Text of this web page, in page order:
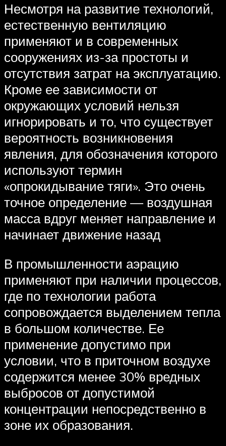
Несмотря на развитие технологий,
естественную вентиляцию
применяют и в современных
сооружениях из-за простоты и
отсутствия затрат на эксплуатацию.
Кроме ее зависимости от
окружающих условий нельзя
игнорировать и то, что существует
вероятность возникновения
явления‚ для обозначения которого
используют термин
«опрокидывание тяги». Это очень
точное определение — воздушная
масса вдруг меняет направление и
начинает движение назад
В промышленности аэрацию
применяют при наличии процессов,
где по технологии работа
сопровождается выделением тепла
в большом количестве. Ее
применение допустимо при
условии, что в приточном воздухе
содержится менее 30% вредных
выбросов от допустимой
концентрации непосредственно в
зоне их образования.